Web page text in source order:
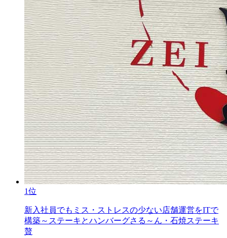
1位
新入社員でもミス・ストレスの少ない店舗運営をITで
構築～ステーキとハンバーグさる～ん・石焼ステーキ
贅